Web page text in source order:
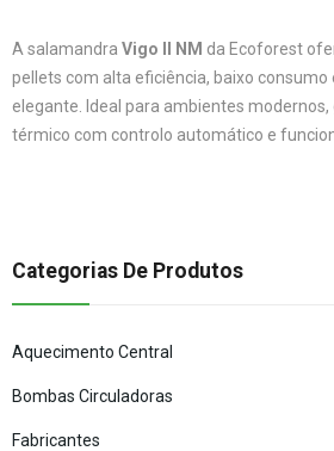
A salamandra Vigo II NM da Ecoforest
pellets com alta eficiência, baixo
elegante. Ideal para ambientes
térmico com controlo automático e
Categorias De Produtos
Aquecimento Central
Bombas Circuladoras
Fabricantes